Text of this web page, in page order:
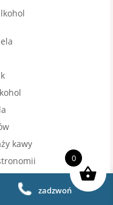
kawy
VAT
zadzwoń
0